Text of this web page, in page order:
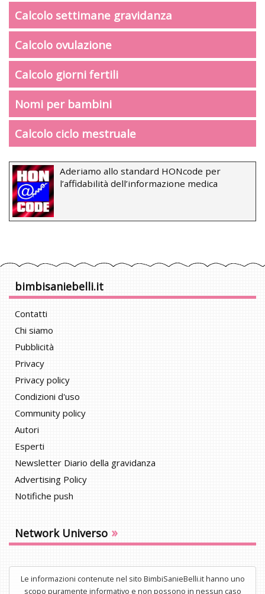
Calcolo settimane gravidanza
Calcolo ovulazione
Calcolo giorni fertili
Nomi per bambini
Calcolo ciclo mestruale
Aderiamo allo standard HONcode per
l’affidabilità dell’informazione medica
bimbisaniebelli.it
Contatti
Chi siamo
Pubblicità
Privacy
Privacy policy
Condizioni d'uso
Community policy
Autori
Esperti
Newsletter Diario della gravidanza
Advertising Policy
Notifiche push
Network Universo »
Le informazioni contenute nel sito BimbiSanieBelli.it hanno uno
scopo puramente informativo e non possono in nessun caso